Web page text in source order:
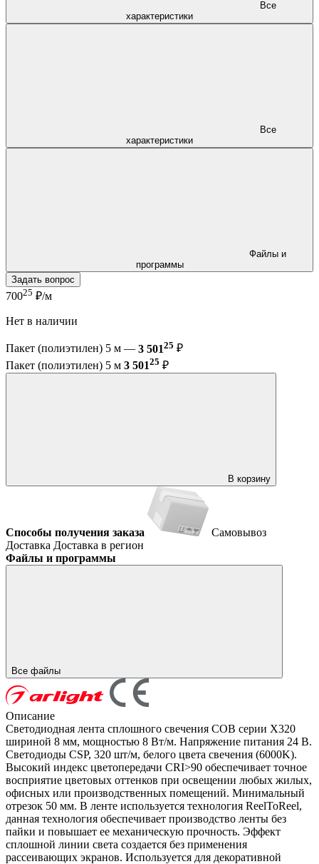
характеристики
характеристики
программы
Задать вопрос
70025 ₽/м
Нет в наличии
Пакет (полиэтилен) 5 м — 3 50125 ₽
Пакет (полиэтилен) 5 м 3 50125 ₽
В корзину
Способы получения заказа
Самовывоз
Доставка Доставка в регион
Файлы и программы
Все файлы
Описание
Светодиодная лента сплошного свечения COB серии X320
шириной 8 мм, мощностью 8 Вт/м. Напряжение питания 24 В.
Светодиоды CSP, 320 шт/м, белого цвета свечения (6000K).
Высокий индекс цветопередачи CRI>90 обеспечивает точное
восприятие цветовых оттенков при освещении любых жилых,
офисных или производственных помещений. Минимальный
отрезок 50 мм. В ленте используется технология ReelToReel,
данная технология обеспечивает производство ленты без
пайки и повышает ее механическую прочность. Эффект
сплошной линии света создается без применения
рассеивающих экранов. Используется для декоративной